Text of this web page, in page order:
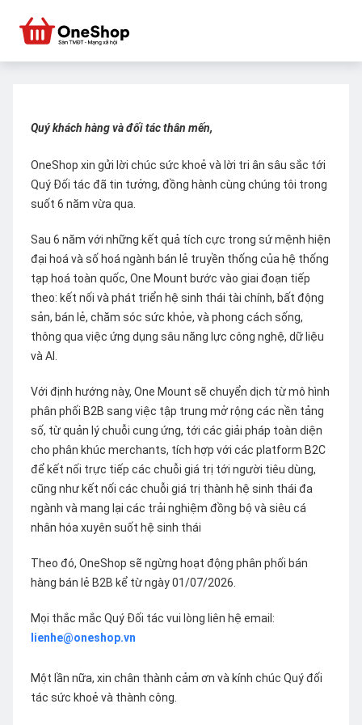
Quý khách hàng và đối tác thân mến,
OneShop xin gửi lời chúc sức khoẻ và lời tri ân sâu sắc tới
Quý Đối tác đã tin tưởng, đồng hành cùng chúng tôi trong
suốt 6 năm vừa qua.
Sau 6 năm với những kết quả tích cực trong sứ mệnh hiện
đại hoá và số hoá ngành bán lẻ truyền thống của hệ thống
tạp hoá toàn quốc, One Mount bước vào giai đoạn tiếp
theo: kết nối và phát triển hệ sinh thái tài chính, bất động
sản, bán lẻ, chăm sóc sức khỏe, và phong cách sống,
thông qua việc ứng dụng sâu năng lực công nghệ, dữ liệu
và AI.
Với định hướng này, One Mount sẽ chuyển dịch từ mô hình
phân phối B2B sang việc tập trung mở rộng các nền tảng
số, từ quản lý chuỗi cung ứng, tới các giải pháp toàn diện
cho phân khúc merchants, tích hợp với các platform B2C
để kết nối trực tiếp các chuỗi giá trị tới người tiêu dùng,
cũng như kết nối các chuỗi giá trị thành hệ sinh thái đa
ngành và mang lại các trải nghiệm đồng bộ và siêu cá
nhân hóa xuyên suốt hệ sinh thái
Theo đó, OneShop sẽ ngừng hoạt động phân phối bán
hàng bán lẻ B2B kể từ ngày 01/07/2026.
Mọi thắc mắc Quý Đối tác vui lòng liên hệ email:
lienhe@oneshop.vn
Một lần nữa, xin chân thành cảm ơn và kính chúc Quý đối
tác sức khoẻ và thành công.